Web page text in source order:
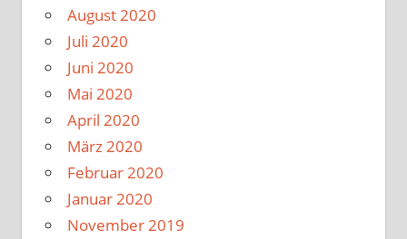
August 2020
Juli 2020
Juni 2020
Mai 2020
April 2020
März 2020
Februar 2020
Januar 2020
November 2019